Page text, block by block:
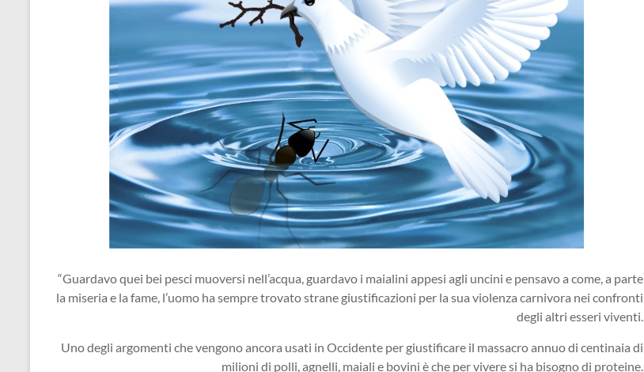
“Guardavo quei bei pesci muoversi nell’acqua, guardavo i maialini appesi agli uncini e pensavo a come, a parte
la miseria e la fame, l’uomo ha sempre trovato strane giustificazioni per la sua violenza carnivora nei confronti
degli altri esseri viventi.
Uno degli argomenti che vengono ancora usati in Occidente per giustificare il massacro annuo di centinaia di
milioni di polli, agnelli, maiali e bovini è che per vivere si ha bisogno di proteine.